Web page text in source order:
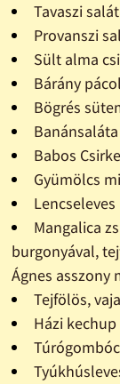
Tavaszi
Provanszi
Sült alma
Bárány
Bögrés
Banánsaláta
Babos Csirke
Gyümölcs
Mangalica
burgonyával,
Ágnes asszony
Tejfölös,
Házi